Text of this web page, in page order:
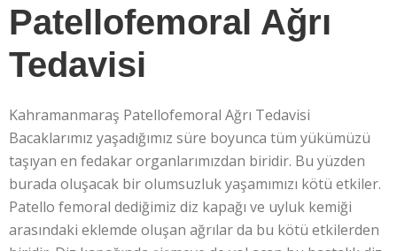
Patellofemoral Ağrı
Tedavisi
Kahramanmaraş Patellofemoral Ağrı Tedavisi
Bacaklarımız yaşadığımız süre boyunca tüm yükümüzü
taşıyan en fedakar organlarımızdan biridir. Bu yüzden
burada oluşacak bir olumsuzluk yaşamımızı kötü etkiler.
Patello femoral dediğimiz diz kapağı ve uyluk kemiği
arasındaki eklemde oluşan ağrılar da bu kötü etkilerden